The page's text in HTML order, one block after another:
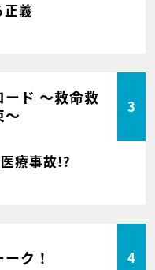
義
ード ～救命救
～
3
療事故!?
ク！ 4